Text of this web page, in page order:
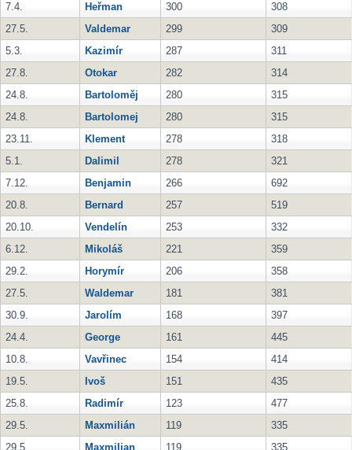
7.4.
Heřman 300
308
27.5.
Valdemar 299
309
5.3.
Kazimír 287
311
27.8.
Otokar 282
314
24.8.
Bartoloměj 280
315
24.8.
Bartolomej 280
315
23.11.
Klement 278
318
5.1.
Dalimil 278
321
7.12.
Benjamin 266
692
20.8.
Bernard 257
519
20.10.
Vendelín 253
332
6.12.
Mikoláš 221
359
29.2.
Horymír 206
358
27.5.
Waldemar 181
381
30.9.
Jarolím 168
397
24.4.
George 161
445
10.8.
Vavřinec 154
414
19.5.
Ivoš 151
435
25.8.
Radimír 123
477
29.5.
Maxmilián 119
335
29.5.
Maxmilian 119 335